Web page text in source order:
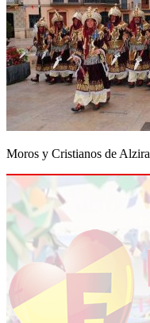
Moros y Cristianos de Alzira